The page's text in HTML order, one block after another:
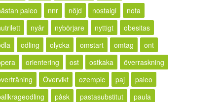
paleo nnr nöjd nostalgi
nota
nyår nybörjare nyttigt
obesitas
odling olycka omstart omtag
ont
orientering ost ostkaka
överraskning
Övervikt ozempic paj
paleo
påsk pastasubstitut
paula